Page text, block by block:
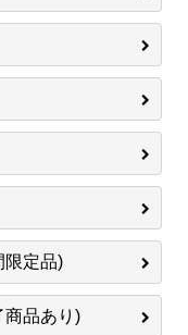
限定品)
商品あり)